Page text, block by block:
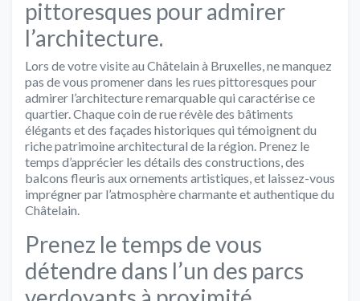
pittoresques pour admirer
l’architecture.
Lors de votre visite au Châtelain à Bruxelles, ne manquez
pas de vous promener dans les rues pittoresques pour
admirer l’architecture remarquable qui caractérise ce
quartier. Chaque coin de rue révèle des bâtiments
élégants et des façades historiques qui témoignent du
riche patrimoine architectural de la région. Prenez le
temps d’apprécier les détails des constructions, des
balcons fleuris aux ornements artistiques, et laissez-vous
imprégner par l’atmosphère charmante et authentique du
Châtelain.
Prenez le temps de vous
détendre dans l’un des parcs